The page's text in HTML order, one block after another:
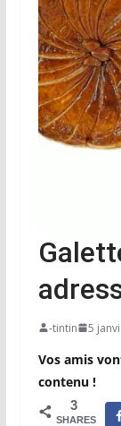
-tintin 5
Vos amis
contenu !
3
SHARES